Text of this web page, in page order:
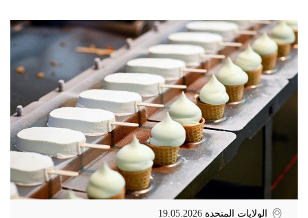
الولايات المتحدة 19.05.2026